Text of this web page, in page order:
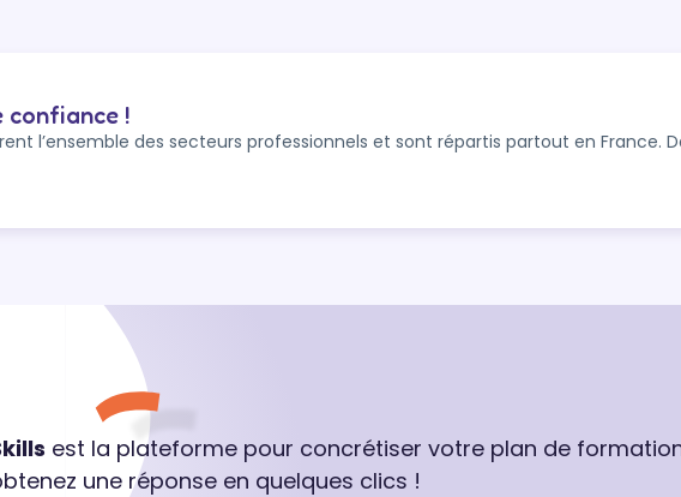
confiance !
l’ensemble des secteurs professionnels et sont répartis partout en France.
est la plateforme pour concrétiser votre plan de
une réponse en quelques clics !